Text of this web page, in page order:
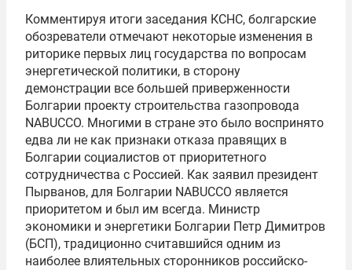
Комментируя итоги заседания КСНС, болгарские
обозреватели отмечают некоторые изменения в
риторике первых лиц государства по вопросам
энергетической политики, в сторону
демонстрации все большей приверженности
Болгарии проекту строительства газопровода
NABUCCO. Многими в стране это было воспринято
едва ли не как признаки отказа правящих в
Болгарии социалистов от приоритетного
сотрудничества с Россией. Как заявил президент
Пырванов, для Болгарии NABUCCO является
приоритетом и был им всегда. Министр
экономики и энергетики Болгарии Петр Димитров
(БСП), традиционно считавшийся одним из
наиболее влиятельных сторонников российско-